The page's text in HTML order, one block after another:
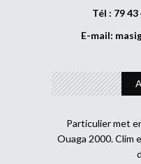
Tél : 79
E-mail:
Particulier met
Ouaga 2000. Clim